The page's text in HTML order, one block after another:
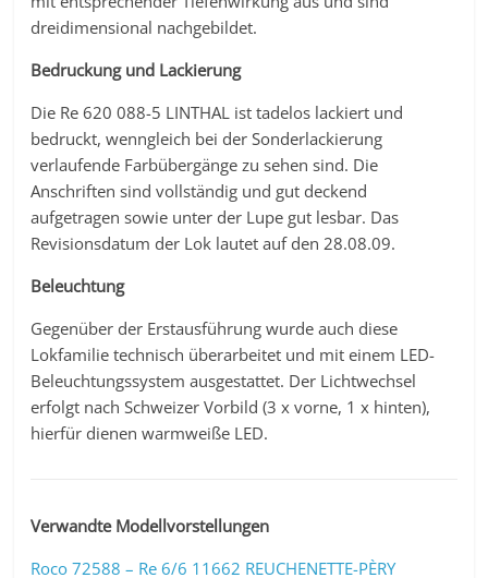
dreidimensional nachgebildet.
Bedruckung und Lackierung
Die Re 620 088-5 LINTHAL ist tadelos lackiert und
bedruckt, wenngleich bei der Sonderlackierung
verlaufende Farbübergänge zu sehen sind. Die
Anschriften sind vollständig und gut deckend
aufgetragen sowie unter der Lupe gut lesbar. Das
Revisionsdatum der Lok lautet auf den 28.08.09.
Beleuchtung
Gegenüber der Erstausführung wurde auch diese
Lokfamilie technisch überarbeitet und mit einem LED-
Beleuchtungssystem ausgestattet. Der Lichtwechsel
erfolgt nach Schweizer Vorbild (3 x vorne, 1 x hinten),
hierfür dienen warmweiße LED.
Verwandte Modellvorstellungen
Roco 72588 – Re 6/6 11662 REUCHENETTE-PÈRY